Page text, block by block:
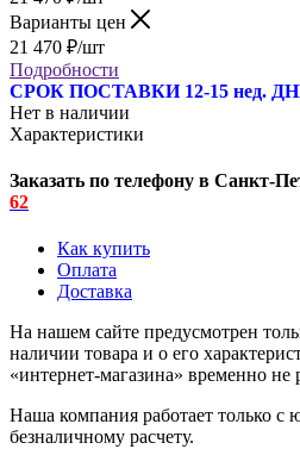
Варианты цен
21 470 ₽/шт
Подробности
СРОК ПОСТАВКИ 12-15 нед.
Нет в наличии
Характеристики
Заказать по телефону в Санкт-
62
Как купить
Оплата
Доставка
На нашем сайте предусмотрен
наличии товара и о его
«интернет-магазина» временно не
Наша компания работает только
безналичному расчету.